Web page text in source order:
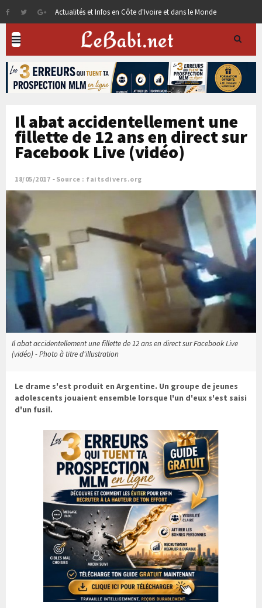
Actualités et Infos en Côte d'Ivoire et dans le Monde
Il abat accidentellement une
fillette de 12 ans en direct sur
Facebook Live (vidéo)
18/05/2017 Source : faitsdivers.org
Il abat accidentellement une fillette de 12 ans en direct sur Facebook Live
(vidéo) - Photo à titre d'illustration
Le drame s'est produit en Argentine. Un groupe de jeunes
adolescents jouaient ensemble lorsque l'un d'eux s'est saisi
d'un fusil.